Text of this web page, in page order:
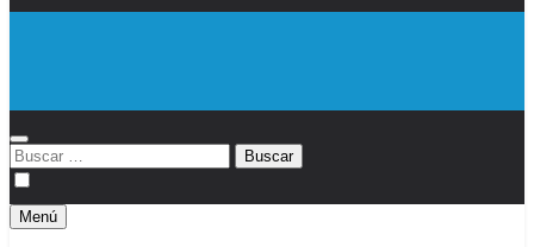
Buscar:
Menú